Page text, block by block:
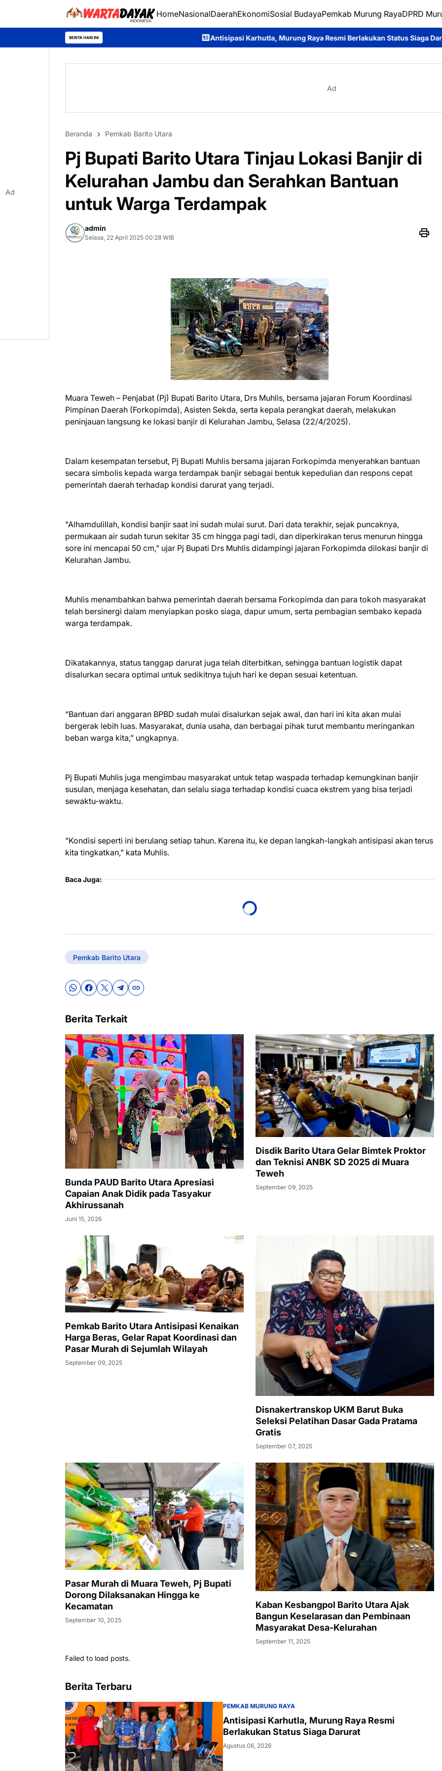
HomeNasionalDaerahEkonomiSosial BudayaPemkab Murung RayaDPRD
BERITA HARI INI Antisipasi Karhutla, Murung Raya Resmi Berlakukan Status Siaga Darurat Pengabdian
Ad
Beranda Pemkab Barito Utara
Pj Bupati Barito Utara Tinjau Lokasi Banjir di
Kelurahan Jambu dan Serahkan Bantuan
untuk Warga Terdampak
admin
Selasa, 22 April 2025 00:28 WIB
Muara Teweh – Penjabat (Pj) Bupati Barito Utara, Drs Muhlis, bersama jajaran Forum Koordinasi
Pimpinan Daerah (Forkopimda), Asisten Sekda, serta kepala perangkat daerah, melakukan
peninjauan langsung ke lokasi banjir di Kelurahan Jambu, Selasa (22/4/2025).
Dalam kesempatan tersebut, Pj Bupati Muhlis bersama jajaran Forkopimda menyerahkan bantuan
secara simbolis kepada warga terdampak banjir sebagai bentuk kepedulian dan respons cepat
pemerintah daerah terhadap kondisi darurat yang terjadi.
"Alhamdulillah, kondisi banjir saat ini sudah mulai surut. Dari data terakhir, sejak puncaknya,
permukaan air sudah turun sekitar 35 cm hingga pagi tadi, dan diperkirakan terus menurun hingga
sore ini mencapai 50 cm," ujar Pj Bupati Drs Muhlis didampingi jajaran Forkopimda dilokasi banjir di
Kelurahan Jambu.
Muhlis menambahkan bahwa pemerintah daerah bersama Forkopimda dan para tokoh masyarakat
telah bersinergi dalam menyiapkan posko siaga, dapur umum, serta pembagian sembako kepada
warga terdampak.
Dikatakannya, status tanggap darurat juga telah diterbitkan, sehingga bantuan logistik dapat
disalurkan secara optimal untuk sedikitnya tujuh hari ke depan sesuai ketentuan.
“Bantuan dari anggaran BPBD sudah mulai disalurkan sejak awal, dan hari ini kita akan mulai
bergerak lebih luas. Masyarakat, dunia usaha, dan berbagai pihak turut membantu meringankan
beban warga kita,” ungkapnya.
Pj Bupati Muhlis juga mengimbau masyarakat untuk tetap waspada terhadap kemungkinan banjir
susulan, menjaga kesehatan, dan selalu siaga terhadap kondisi cuaca ekstrem yang bisa terjadi
sewaktu-waktu.
"Kondisi seperti ini berulang setiap tahun. Karena itu, ke depan langkah-langkah antisipasi akan terus
kita tingkatkan," kata Muhlis.
Baca Juga:
Pemkab Barito Utara
Berita Terkait
Bunda PAUD Barito Utara Apresiasi
Capaian Anak Didik pada Tasyakur
Akhirussanah
Juni 15, 2026
Disdik Barito Utara Gelar Bimtek Proktor
dan Teknisi ANBK SD 2025 di Muara
Teweh
September 09, 2025
Pemkab Barito Utara Antisipasi Kenaikan
Harga Beras, Gelar Rapat Koordinasi dan
Pasar Murah di Sejumlah Wilayah
September 09, 2025
Disnakertranskop UKM Barut Buka
Seleksi Pelatihan Dasar Gada Pratama
Gratis
September 07, 2025
Pasar Murah di Muara Teweh, Pj Bupati
Dorong Dilaksanakan Hingga ke
Kecamatan
September 10, 2025
Kaban Kesbangpol Barito Utara Ajak
Bangun Keselarasan dan Pembinaan
Masyarakat Desa-Kelurahan
September 11, 2025
Failed to load posts.
Berita Terbaru
PEMKAB MURUNG RAYA
Antisipasi Karhutla, Murung Raya Resmi
Berlakukan Status Siaga Darurat
Agustus 06, 2026
Ad